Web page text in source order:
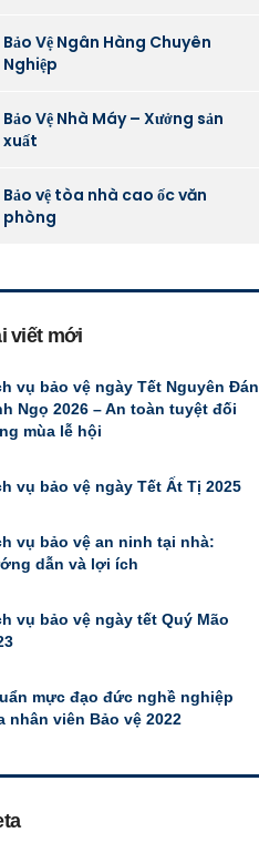
Bảo Vệ Ngân Hàng Chuyên
Nghiệp
Bảo Vệ Nhà Máy – Xưởng sản
xuất
Bảo vệ tòa nhà cao ốc văn
phòng
viết mới
vụ bảo vệ ngày Tết Nguyên Đán
Ngọ 2026 – An toàn tuyệt đối
mùa lễ hội
vụ bảo vệ ngày Tết Ất Tị 2025
vụ bảo vệ an ninh tại nhà:
dẫn và lợi ích
vụ bảo vệ ngày tết Quý Mão
mực đạo đức nghề nghiệp
nhân viên Bảo vệ 2022